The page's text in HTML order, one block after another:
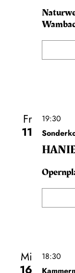
Fr
11
19:30
Mi
16
18:30